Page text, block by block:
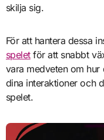
skilja sig.
För att hantera dessa
speletför att snabbt
vara medveten om
dina interaktioner och
spelet.